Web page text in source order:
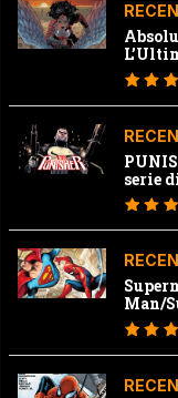
serie
Man/
Marvel